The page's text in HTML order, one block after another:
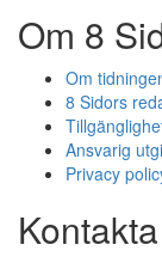
Om 8
Om
8 Sidors
Ansvarig
Privacy